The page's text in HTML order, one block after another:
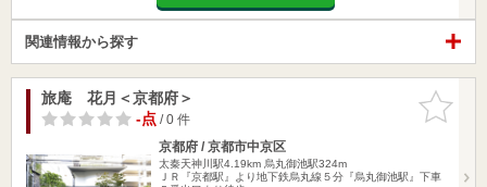
関連情報から探す
お気に入
りに追加
旅庵 花月＜京都府＞
-点/ 0 件
京都府 / 京都市中京区
太秦天神川駅4.19km 烏丸御池駅324m
ＪＲ『京都駅』より地下鉄烏丸線５分『烏丸御池駅』下車